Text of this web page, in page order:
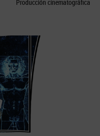
Producción cinematográfica